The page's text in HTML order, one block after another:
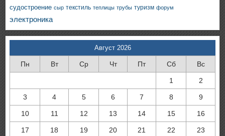
судостроение сыр текстиль теплицы трубы туризм форум
электроника
Август 2026
Пн Вт Ср Чт Пт Сб Вс
1 2
3 4 5 6 7 8 9
10 11 12 13 14 15 16
17 18 19 20 21 22 23